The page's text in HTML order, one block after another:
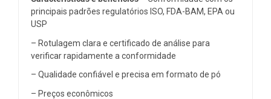
principais padrões regulatórios ISO, FDA-BAM, EPA ou
USP
– Rotulagem clara e certificado de análise para
verificar rapidamente a conformidade
– Qualidade confiável e precisa em formato de pó
– Preços econômicos